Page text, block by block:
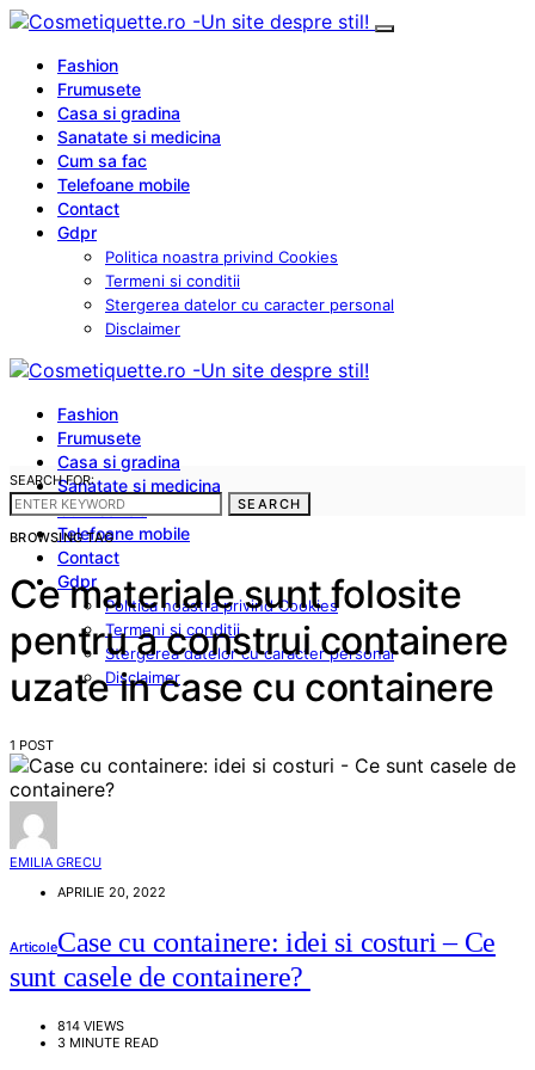
Fashion
Frumusete
Casa si gradina
Sanatate si medicina
Cum sa fac
Telefoane mobile
Contact
Gdpr
Politica noastra privind Cookies
Termeni si conditii
Stergerea datelor cu caracter personal
Disclaimer
Fashion
Frumusete
Casa si gradina
Sanatate si medicina
Cum sa fac
Telefoane mobile
Contact
Gdpr
Politica noastra privind Cookies
Termeni si conditii
Stergerea datelor cu caracter personal
Disclaimer
SEARCH FOR:
SEARCH
BROWSING TAG
Ce materiale sunt folosite
pentru a construi containere
uzate in case cu containere
1 POST
EMILIA GRECU
APRILIE 20, 2022
ArticoleCase cu containere: idei si costuri – Ce
sunt casele de containere?
814 VIEWS
3 MINUTE READ